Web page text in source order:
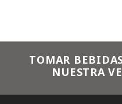
TOMAR
NUESTRA